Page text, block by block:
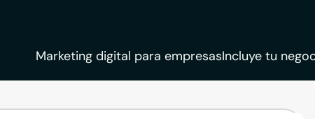
Marketing digital para empresasIncluye tu